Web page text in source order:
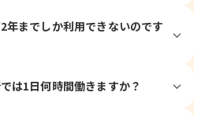
年までしか利用できないのです
は1日何時間働きますか？